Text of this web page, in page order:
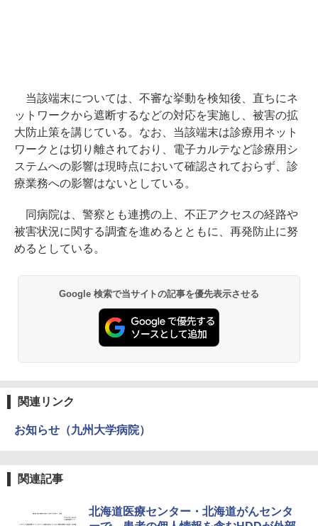
当該端末については、不審な挙動を検知後、直ちにネ
ットワークから遮断するなどの対応を実施し、被害の拡
大防止策を講じている。なお、当該端末は診療用ネット
ワークとは切り離されており、電子カルテなど診療用シ
ステムへの影響は現時点において確認されておらず、診
療業務への影響はないとしている。
同病院は、警察とも連携の上、不正アクセスの経路や
被害状況に関する調査を進めるとともに、再発防止に努
めるとしている。
Google 検索で当サイトの記事を優先表示させる
関連リンク
お知らせ（九州大学病院）
関連記事
北海道医療センター・北海道がんセンタ